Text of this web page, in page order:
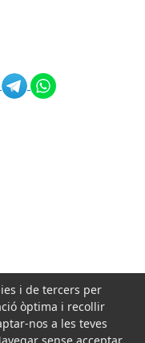
i de tercers per
òptima i recollir
nos a les teves